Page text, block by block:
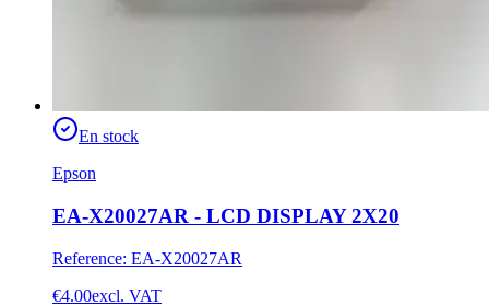
En stock
Epson
EA-X20027AR - LCD DISPLAY 2X20
Reference: EA-X20027AR
€4.00excl. VAT